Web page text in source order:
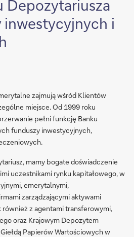
Depozytariusza
i
zajmują wśród Klientów
miejsce. Od 1999 roku
pełni funkcję Banku
funduszy inwestycyjnych,
mamy bogate doświadczenie
uczestnikami rynku kapitałowego, w
emerytalnymi,
zarządzającymi aktywami
również z agentami transferowymi,
oraz Krajowym Depozytem
Papierów Wartościowych w